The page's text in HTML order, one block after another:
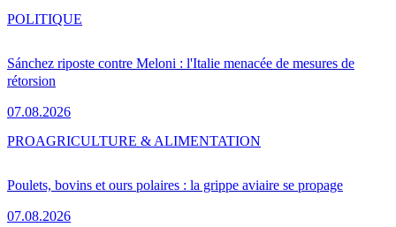
Sánchez riposte contre Meloni : l'Italie menacée de mesures de
rétorsion
07.08.2026
POLITIQUE
Poulets, bovins et ours polaires : la grippe aviaire se propage
07.08.2026
PROAGRICULTURE & ALIMENTATION